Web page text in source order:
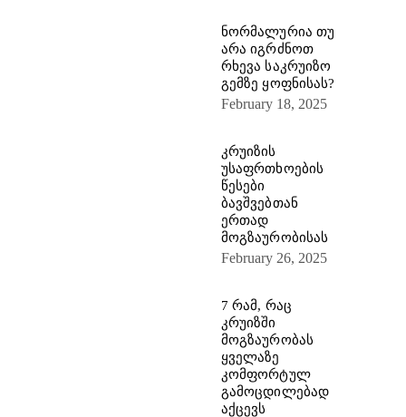
ნორმალურია თუ
არა იგრძნოთ
რხევა საკრუიზო
გემზე ყოფნისას?
February 18, 2025
კრუიზის
უსაფრთხოების
წესები
ბავშვებთან
ერთად
მოგზაურობისას
February 26, 2025
7 რამ, რაც
კრუიზში
მოგზაურობას
ყველაზე
კომფორტულ
გამოცდილებად
აქცევს